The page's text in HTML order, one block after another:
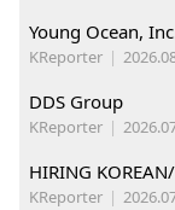
KReporter |
DDS Group
KReporter |
KReporter |